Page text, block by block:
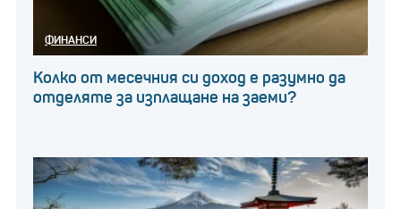
ФИНАНСИ
Колко от месечния си доход е разумно да
отделяте за изплащане на заеми?